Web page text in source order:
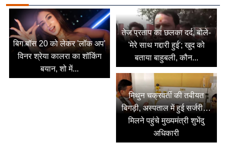
बिग बॉस 20 को लेकर 'लॉक अप'
विनर श्रेया कालरा का शॉकिंग
बयान, शो में...
तेज प्रताप का छलका दर्द, बोले-
'मेरे साथ गद्दारी हुई'; खुद को
बताया बाहुबली, कौन...
मिथुन चक्रवर्ती की तबीयत
बिगड़ी, अस्पताल में हुई सर्जरी…
मिलने पहुंचे मुख्यमंत्री शुभेंदु
अधिकारी